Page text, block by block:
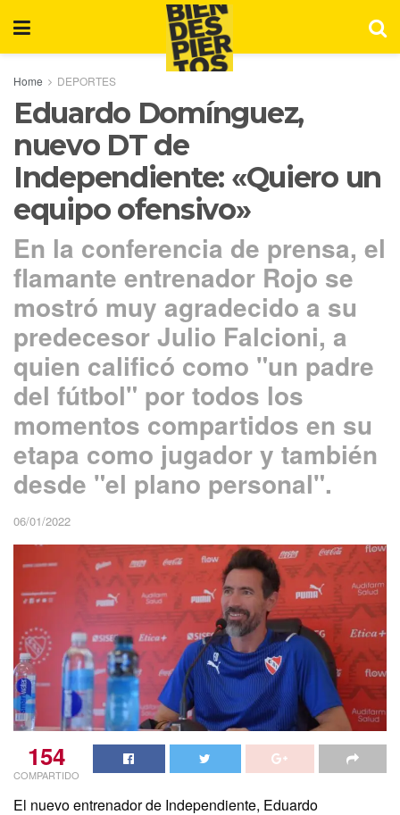
Home DEPORTES
Eduardo Domínguez,
nuevo DT de
Independiente: «Quiero un
equipo ofensivo»
En la conferencia de prensa, el
flamante entrenador Rojo se
mostró muy agradecido a su
predecesor Julio Falcioni, a
quien calificó como "un padre
del fútbol" por todos los
momentos compartidos en su
etapa como jugador y también
desde "el plano personal".
06/01/2022
154
COMPARTIDO
El nuevo entrenador de Independiente, Eduardo